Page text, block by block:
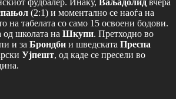
(2:1) и моментално се наоѓа на
на табелата со само 15 освоени бодови.
од школата на Шкупи. Претходно во
и за Брондби и шведската Преспа
Ујпешт, од каде се пресели во